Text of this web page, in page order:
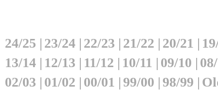
24/25 | 23/24 | 22/23 | 21/22 | 20/21 |
13/14 | 12/13 | 11/12 | 10/11 | 09/10 |
02/03 | 01/02 | 00/01 | 99/00 | 98/99 |